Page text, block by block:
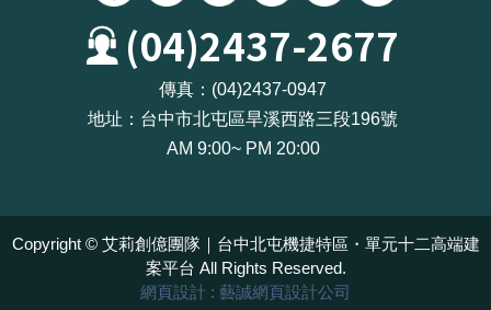
(04)2437-2677
傳真： (04)2437-0947
地址： 台中市北屯區旱溪西路三段196號
AM 9:00~ PM 20:00
Copyright © 艾莉創億團隊｜台中北屯機捷特區・單元十二高端建
案平台 All Rights Reserved.
網頁設計 : 藝誠網頁設計公司